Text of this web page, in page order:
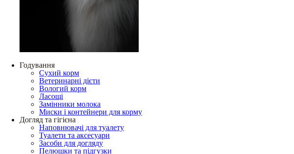
Годування
Сухий корм
Ветеринарні дієти
Вологий корм
Ласощі
Замінники молока
Миски і контейнери для корму
Догляд та гігієна
Наповнювачі для туалету
Туалети та аксесуари
Засоби для догляду
Пелюшки та підгузки